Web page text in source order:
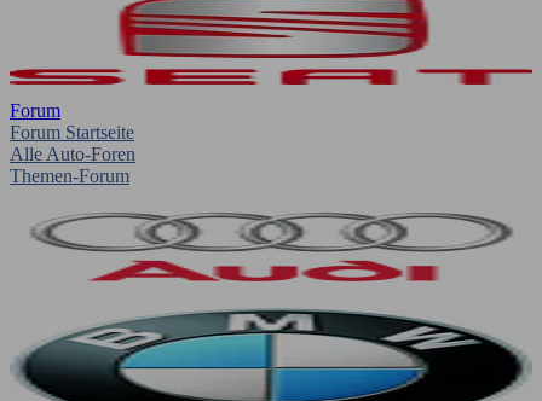
Forum
Forum Startseite
Alle Auto-Foren
Themen-Forum